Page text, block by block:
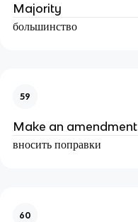
Majority
большинство
59
Make an amendment
вносить поправки
60